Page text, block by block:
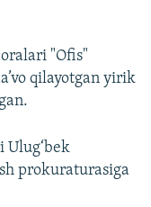
"Ofis"
qilayotgan yirik
Ulug‘bek
prokuraturasiga